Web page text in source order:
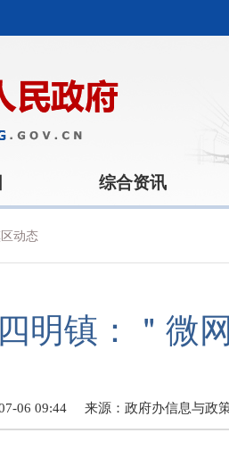
综合资讯
动态
四明镇：＂微
06 09:44 来源： 政府办信息与政